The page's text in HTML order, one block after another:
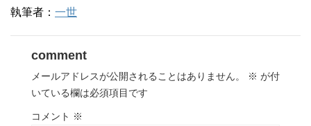
執筆者： 一世
comment
メールアドレスが公開されることはありません。 ※ が付
いている欄は必須項目です
コメント ※